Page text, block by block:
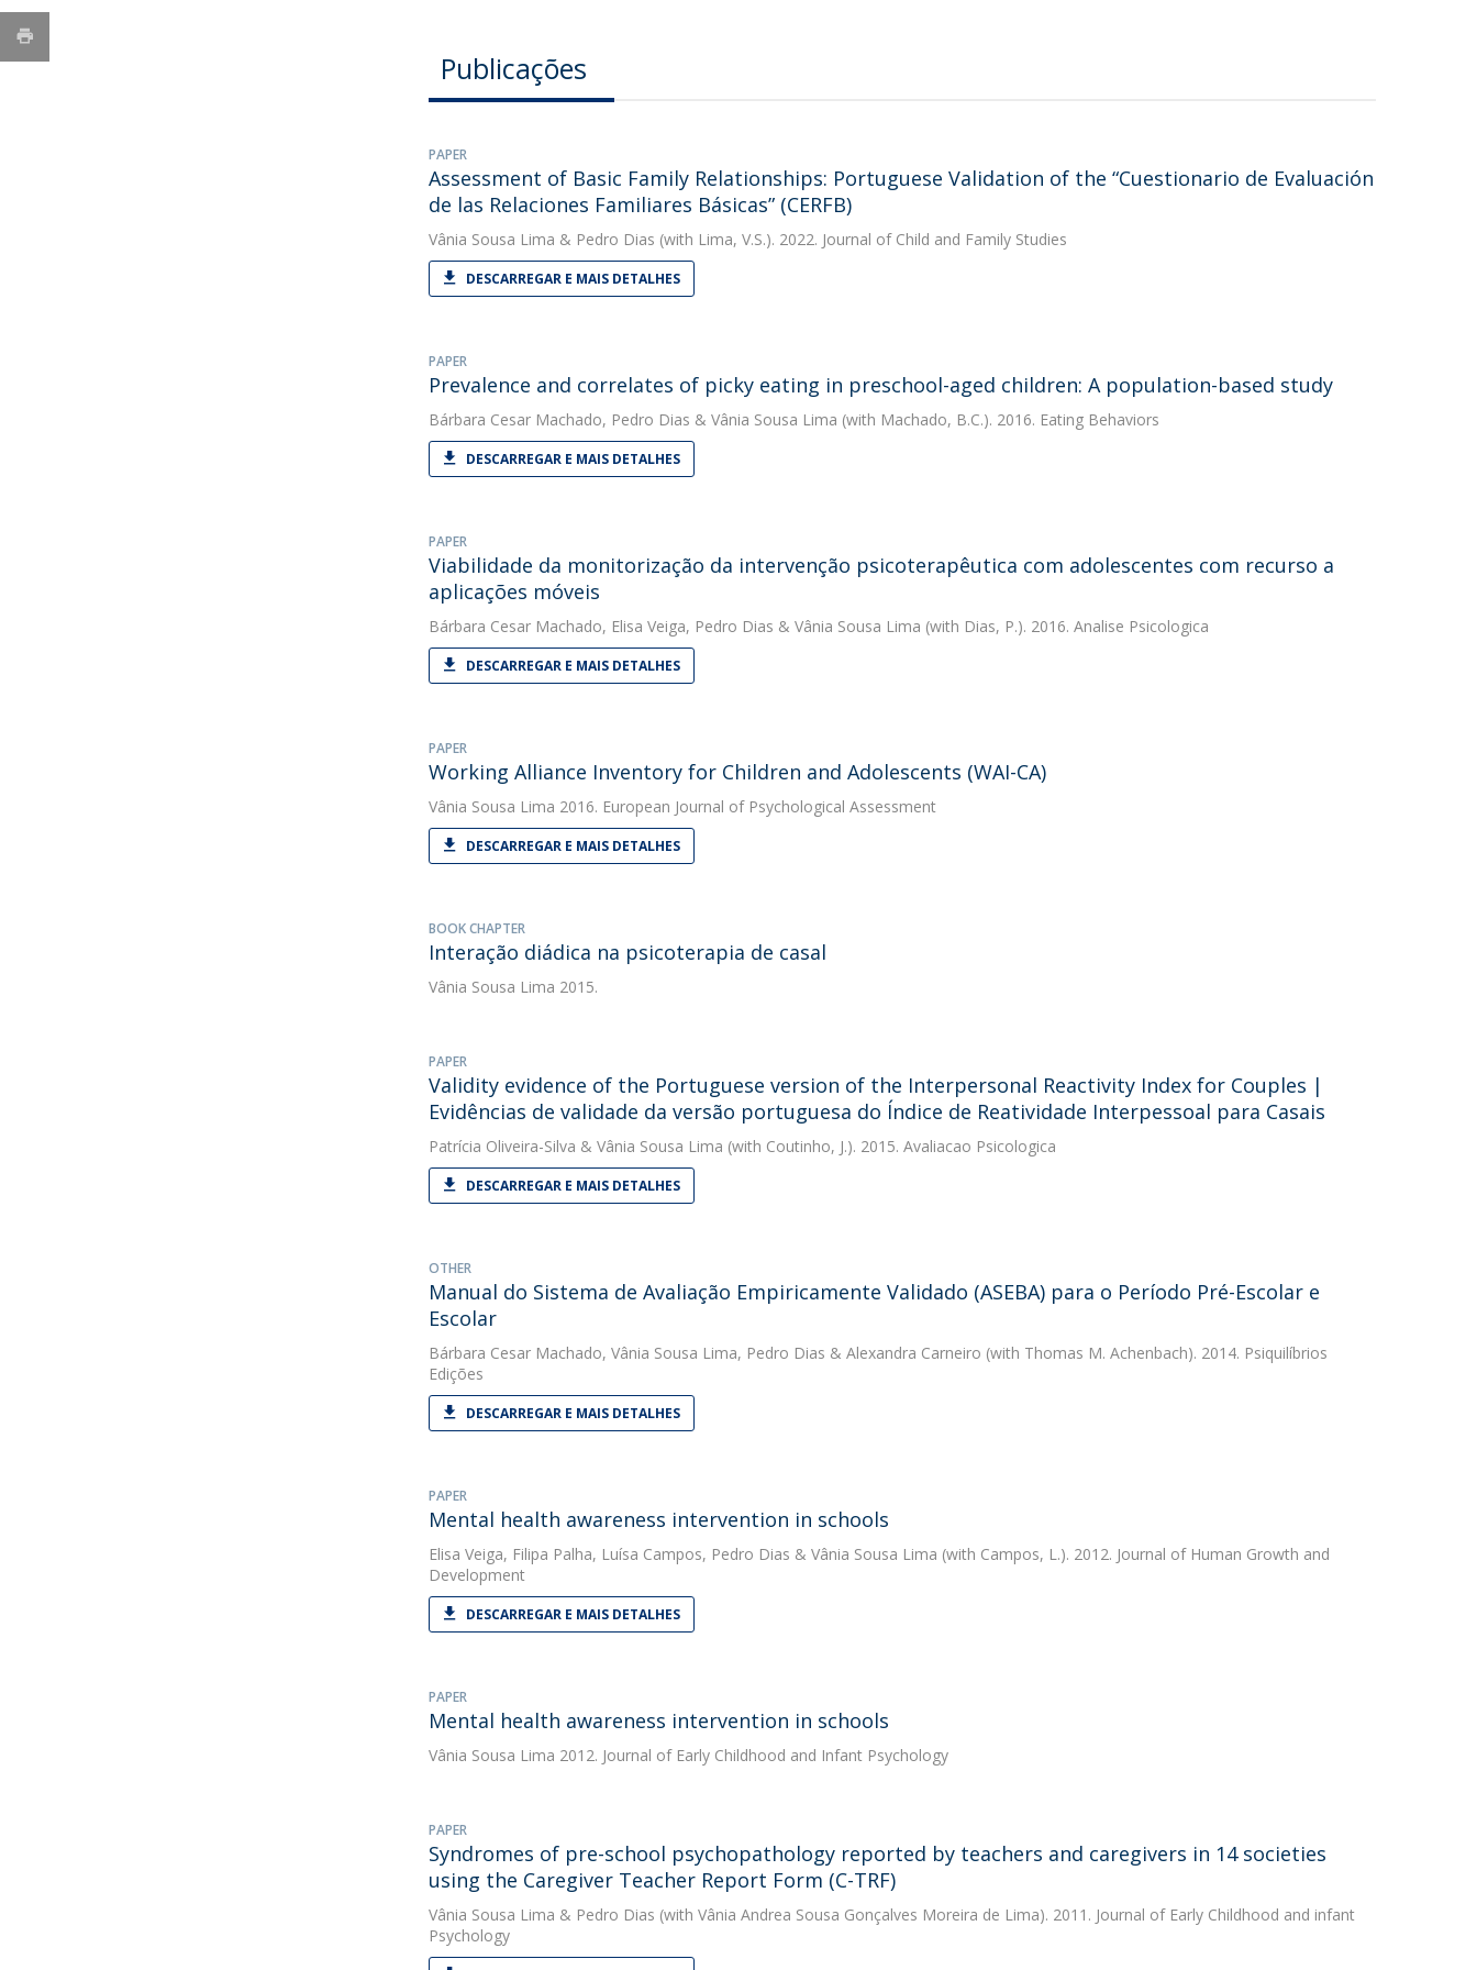
Publicações
PAPER
Assessment of Basic Family Relationships: Portuguese Validation of the “Cuestionario de Evaluación
de las Relaciones Familiares Básicas” (CERFB)
Vânia Sousa Lima & Pedro Dias (with Lima, V.S.). 2022. Journal of Child and Family Studies
DESCARREGAR E MAIS DETALHES
PAPER
Prevalence and correlates of picky eating in preschool-aged children: A population-based study
Bárbara Cesar Machado, Pedro Dias & Vânia Sousa Lima (with Machado, B.C.). 2016. Eating Behaviors
DESCARREGAR E MAIS DETALHES
PAPER
Viabilidade da monitorização da intervenção psicoterapêutica com adolescentes com recurso a
aplicações móveis
Bárbara Cesar Machado, Elisa Veiga, Pedro Dias & Vânia Sousa Lima (with Dias, P.). 2016. Analise Psicologica
DESCARREGAR E MAIS DETALHES
PAPER
Working Alliance Inventory for Children and Adolescents (WAI-CA)
Vânia Sousa Lima 2016. European Journal of Psychological Assessment
DESCARREGAR E MAIS DETALHES
BOOK CHAPTER
Interação diádica na psicoterapia de casal
Vânia Sousa Lima 2015.
PAPER
Validity evidence of the Portuguese version of the Interpersonal Reactivity Index for Couples |
Evidências de validade da versão portuguesa do Índice de Reatividade Interpessoal para Casais
Patrícia Oliveira-Silva & Vânia Sousa Lima (with Coutinho, J.). 2015. Avaliacao Psicologica
DESCARREGAR E MAIS DETALHES
OTHER
Manual do Sistema de Avaliação Empiricamente Validado (ASEBA) para o Período Pré-Escolar e
Escolar
Bárbara Cesar Machado, Vânia Sousa Lima, Pedro Dias & Alexandra Carneiro (with Thomas M. Achenbach). 2014. Psiquilíbrios
Edições
DESCARREGAR E MAIS DETALHES
PAPER
Mental health awareness intervention in schools
Elisa Veiga, Filipa Palha, Luísa Campos, Pedro Dias & Vânia Sousa Lima (with Campos, L.). 2012. Journal of Human Growth and
Development
DESCARREGAR E MAIS DETALHES
PAPER
Mental health awareness intervention in schools
Vânia Sousa Lima 2012. Journal of Early Childhood and Infant Psychology
PAPER
Syndromes of pre-school psychopathology reported by teachers and caregivers in 14 societies
using the Caregiver Teacher Report Form (C-TRF)
Vânia Sousa Lima & Pedro Dias (with Vânia Andrea Sousa Gonçalves Moreira de Lima). 2011. Journal of Early Childhood and infant
Psychology